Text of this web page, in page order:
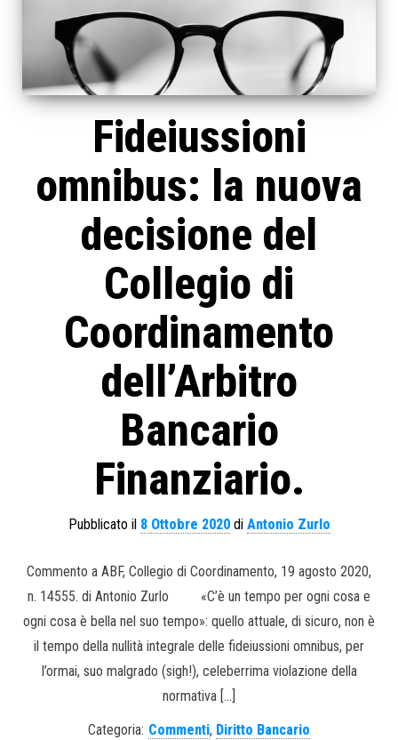
Fideiussioni
omnibus: la nuova
decisione del
Collegio di
Coordinamento
dell’Arbitro
Bancario
Finanziario.
Pubblicato il 8 Ottobre 2020di Antonio Zurlo
Commento a ABF, Collegio di Coordinamento, 19 agosto 2020,
n. 14555. di Antonio Zurlo «C’è un tempo per ogni cosa e
ogni cosa è bella nel suo tempo»: quello attuale, di sicuro, non è
il tempo della nullità integrale delle fideiussioni omnibus, per
l’ormai, suo malgrado (sigh!), celeberrima violazione della
normativa […]
Categoria: Commenti, Diritto Bancario